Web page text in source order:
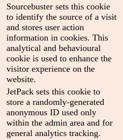
Sourcebuster sets this cookie
to identify the source of a visit
and stores user action
information in cookies. This
analytical and behavioural
cookie is used to enhance the
visitor experience on the
website.
JetPack sets this cookie to
store a randomly-generated
anonymous ID used only
within the admin area and for
general analytics tracking.